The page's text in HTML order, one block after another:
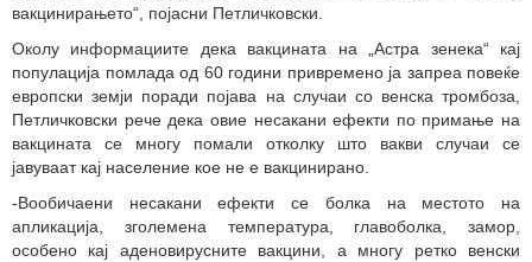
вакцинирањето“, појасни Петличковски.
Околу информациите дека вакцината на „Астра зенека“ кај
популација помлада од 60 години привремено ја запреа повеќе
европски земји поради појава на случаи со венска тромбоза,
Петличковски рече дека овие несакани ефекти по примање на
вакцината се многу помали отколку што вакви случаи се
јавуваат кај население кое не е вакцинирано.
-Вообичаени несакани ефекти се болка на местото на
апликација, зголемена температура, главоболка, замор,
особено кај аденовирусните вакцини, а многу ретко венски